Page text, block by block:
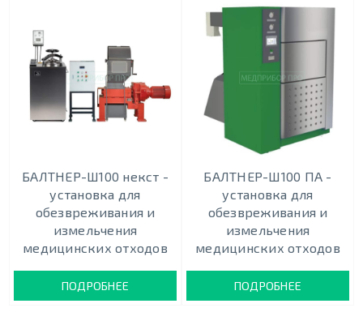
БАЛТНЕР-Ш100 некст -
установка для
обезвреживания и
измельчения
медицинских отходов
ПОДРОБНЕЕ
БАЛТНЕР-Ш100 ПА -
установка для
обезвреживания и
измельчения
медицинских отходов
ПОДРОБНЕЕ